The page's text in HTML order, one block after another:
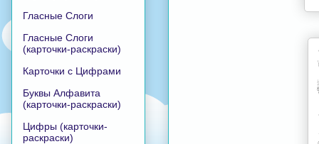
Гласные Слоги
Гласные Слоги
(карточки-раскраски)
Карточки с Цифрами
Буквы Алфавита
(карточки-раскраски)
Цифры (карточки-
раскраски)